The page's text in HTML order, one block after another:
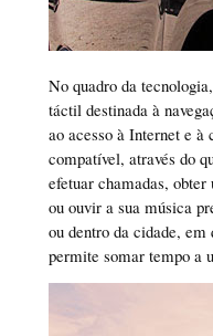
No quadro da
táctil destinada à
ao acesso à Internet e à
compatível, através do
efetuar chamadas,
ou ouvir a sua música
ou dentro da cidade, em
permite somar tempo a